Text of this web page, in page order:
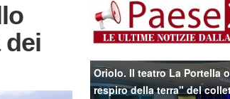
dei
Oriolo. Il teatro La Portella
respiro della terra" del